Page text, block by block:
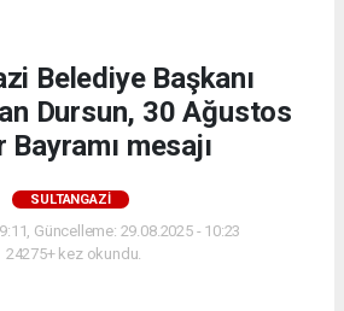
Belediye Başkanı
Dursun, 30 Ağustos
mesajı
SULTANGAZI
Güncelleme: 29.08.2025 - 10:23
24275+ kez okundu.